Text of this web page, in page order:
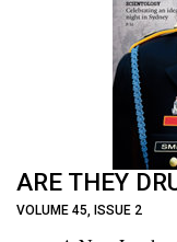
ARE THEY
VOLUME 45, ISSUE 2